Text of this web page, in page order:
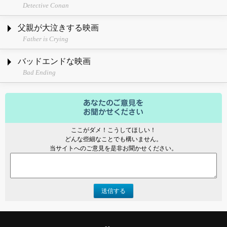
Detective Conan
父親が大泣きする映画
Father is Crying
バッドエンドな映画
Bad Ending
ここがダメ！こうしてほしい！
どんな些細なことでも構いません。
当サイトへのご意見を是非お聞かせください。
送信する